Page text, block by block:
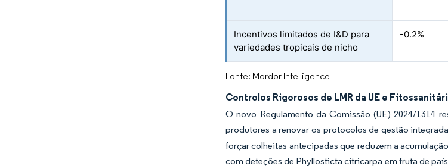
Incentivos limitados de I&D para
variedades tropicais de nicho
-0.2%
Fonte: Mordor Intelligence
Controlos Rigorosos de LMR da UE e
O novo Regulamento da Comissão (UE) 2024/1314
produtores a renovar os protocolos de gestão
forçar colheitas antecipadas que reduzem a
com deteções de Phyllosticta citricarpa em fruta de